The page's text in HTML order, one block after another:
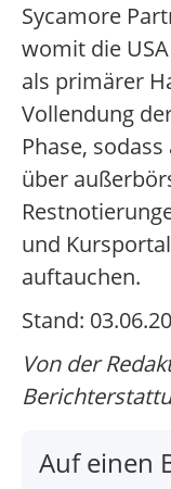
Sycamore
womit die
als primärer
Vollendung
Phase,
über
und
auftauchen.
Stand:
Von der
Auf einen